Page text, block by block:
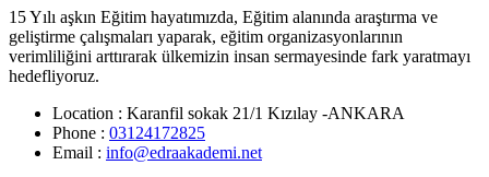
15 Yılı aşkın Eğitim hayatımızda, Eğitim alanında araştırma ve
geliştirme çalışmaları yaparak, eğitim organizasyonlarının
verimliliğini arttırarak ülkemizin insan sermayesinde fark yaratmayı
hedefliyoruz.
Location : Karanfil sokak 21/1 Kızılay -ANKARA
Phone : 03124172825
Email : info@edraakademi.net